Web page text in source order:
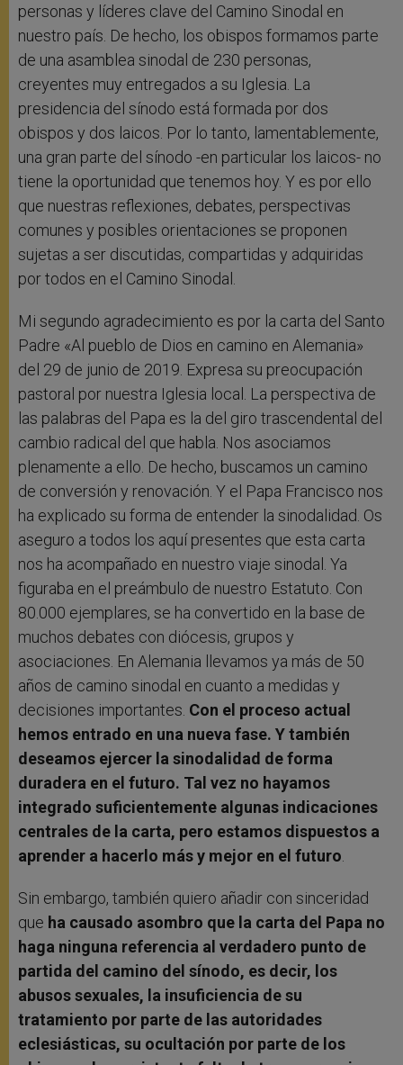
personas y líderes clave del Camino Sinodal en
nuestro país. De hecho, los obispos formamos parte
de una asamblea sinodal de 230 personas,
creyentes muy entregados a su Iglesia. La
presidencia del sínodo está formada por dos
obispos y dos laicos. Por lo tanto, lamentablemente,
una gran parte del sínodo -en particular los laicos- no
tiene la oportunidad que tenemos hoy. Y es por ello
que nuestras reflexiones, debates, perspectivas
comunes y posibles orientaciones se proponen
sujetas a ser discutidas, compartidas y adquiridas
por todos en el Camino Sinodal.
Mi segundo agradecimiento es por la carta del Santo
Padre «Al pueblo de Dios en camino en Alemania»
del 29 de junio de 2019. Expresa su preocupación
pastoral por nuestra Iglesia local. La perspectiva de
las palabras del Papa es la del giro trascendental del
cambio radical del que habla. Nos asociamos
plenamente a ello. De hecho, buscamos un camino
de conversión y renovación. Y el Papa Francisco nos
ha explicado su forma de entender la sinodalidad. Os
aseguro a todos los aquí presentes que esta carta
nos ha acompañado en nuestro viaje sinodal. Ya
figuraba en el preámbulo de nuestro Estatuto. Con
80.000 ejemplares, se ha convertido en la base de
muchos debates con diócesis, grupos y
asociaciones. En Alemania llevamos ya más de 50
años de camino sinodal en cuanto a medidas y
decisiones importantes. Con el proceso actual
hemos entrado en una nueva fase. Y también
deseamos ejercer la sinodalidad de forma
duradera en el futuro. Tal vez no hayamos
integrado suficientemente algunas indicaciones
centrales de la carta, pero estamos dispuestos a
aprender a hacerlo más y mejor en el futuro
Sin embargo, también quiero añadir con sinceridad
que ha causado asombro que la carta del Papa no
haga ninguna referencia al verdadero punto de
partida del camino del sínodo, es decir, los
abusos sexuales, la insuficiencia de su
tratamiento por parte de las autoridades
eclesiásticas, su ocultación por parte de los